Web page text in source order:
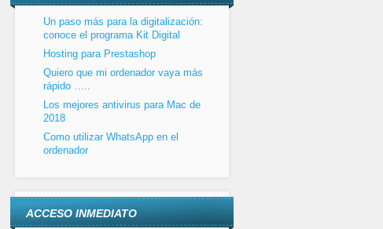
Un paso más para la digitalización:
conoce el programa Kit Digital
Hosting para Prestashop
Quiero que mi ordenador vaya más
rápido …..
Los mejores antivirus para Mac de
2018
Como utilizar WhatsApp en el
ordenador
ACCESO INMEDIATO